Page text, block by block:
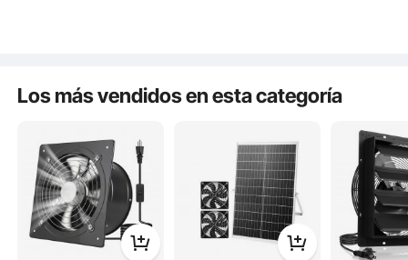
Características clave
negro
negro
Los más vendidos en esta categoría